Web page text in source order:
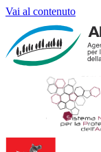
Vai al contenuto